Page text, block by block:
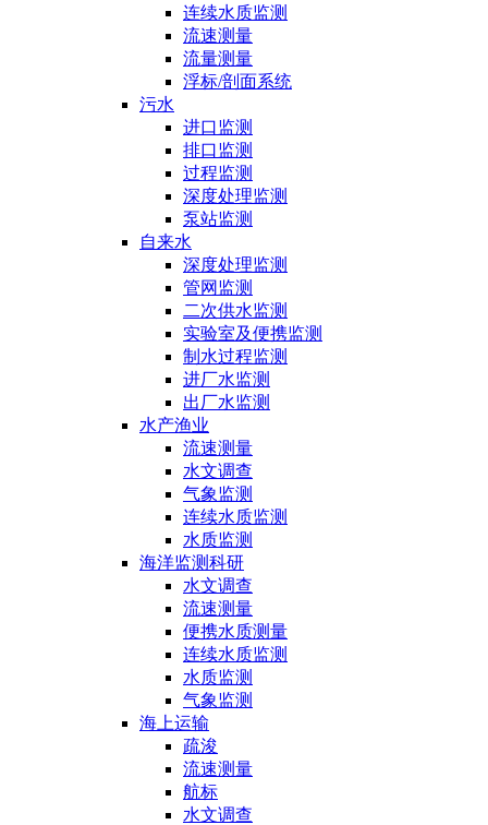
连续水质监测
流速测量
流量测量
浮标/剖面系统
污水
进口监测
排口监测
过程监测
深度处理监测
泵站监测
自来水
深度处理监测
管网监测
二次供水监测
实验室及便携监测
制水过程监测
进厂水监测
出厂水监测
水产渔业
流速测量
水文调查
气象监测
连续水质监测
水质监测
海洋监测科研
水文调查
流速测量
便携水质测量
连续水质监测
水质监测
气象监测
海上运输
疏浚
流速测量
航标
水文调查